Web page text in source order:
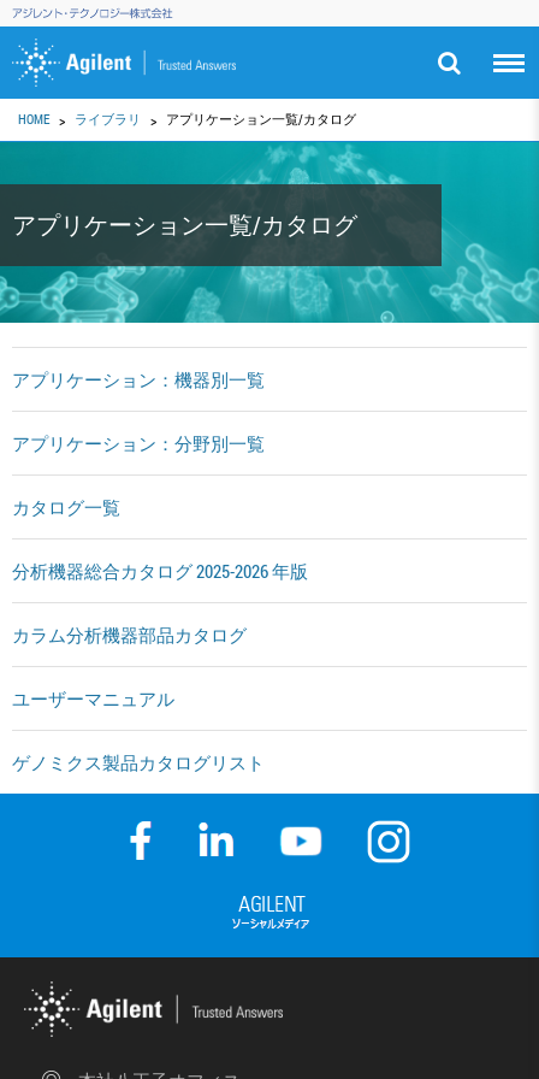
HOME ライブラリ アプリケーション一覧/カタログ
アプリケーション一覧/カタログ
アプリケーション：機器別一覧
アプリケーション：分野別一覧
カタログ一覧
分析機器総合カタログ 2025-2026 年版
カラム分析機器部品カタログ
ユーザーマニュアル
ゲノミクス製品カタログリスト